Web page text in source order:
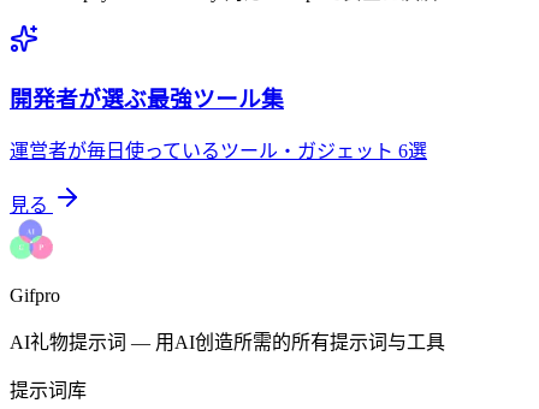
開発者が選ぶ最強ツール集
運営者が毎日使っているツール・ガジェット 6選
見る
Gifpro
AI礼物提示词 — 用AI创造所需的所有提示词与工具
提示词库